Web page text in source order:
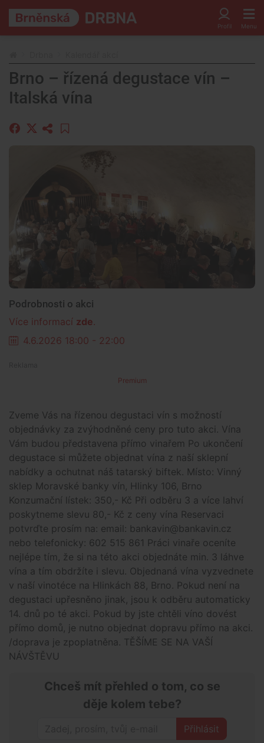
Brno – řízená degustace vín –
Italská vína
Podrobnosti o akci
Více informací zde.
4.6.2026 18:00 - 22:00
Premium
Zveme Vás na řízenou degustaci vín s možností
objednávky za zvýhodněné ceny pro tuto akci. Vína
Vám budou představena přímo vinařem Po ukončení
degustace si můžete objednat vína z naší sklepní
nabídky a ochutnat náš tatarský biftek. Místo: Vinný
sklep Moravské banky vín, Hlinky 106, Brno
Konzumační lístek: 350,- Kč Při odběru 3 a více lahví
poskytneme slevu 80,- Kč z ceny vína Reservaci
potvrďte prosím na: email: bankavin@bankavin.cz
nebo telefonicky: 602 515 861 Práci vinaře oceníte
nejlépe tím, že si na této akci objednáte min. 3 láhve
vína a tím obdržíte i slevu. Objednaná vína vyzvednete
v naší vinotéce na Hlinkách 88, Brno. Pokud není na
degustaci upřesněno jinak, jsou k odběru automaticky
14. dnů po té akci. Pokud by jste chtěli víno dovést
přímo domů, je nutno objednat dopravu přímo na akci.
/doprava je zpoplatněna. TĚŠÍME SE NA VAŠÍ
NÁVŠTĚVU
Chceš mít přehled o tom, co se
děje kolem tebe?
Přihlásit